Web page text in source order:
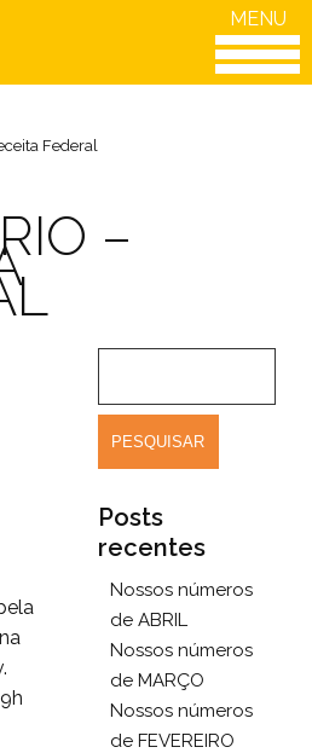
MENU
Federal
–
Posts
recentes
Nossos números
de ABRIL
Nossos números
de MARÇO
Nossos números
de FEVEREIRO